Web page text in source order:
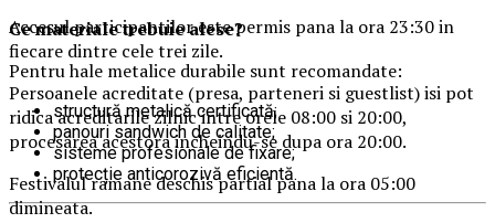
Ce materiale trebuie alese?
Pentru hale metalice durabile sunt recomandate:
structură metalică certificată;
panouri sandwich de calitate;
sisteme profesionale de fixare;
protecție anticorozivă eficientă.
Accesul participantilor este permis pana la ora 23:30 in
fiecare dintre cele trei zile.
Persoanele acreditate (presa, parteneri si guestlist) isi pot
ridica acreditarile zilnic intre orele 08:00 si 20:00,
procesarea acestora incheindu-se dupa ora 20:00.
Festivalul ramane deschis partial pana la ora 05:00
dimineata.